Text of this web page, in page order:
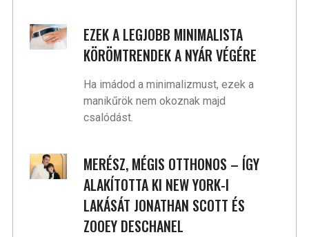
EZEK A LEGJOBB MINIMALISTA
KÖRÖMTRENDEK A NYÁR VÉGÉRE
Ha imádod a minimalizmust, ezek a
manikűrök nem okoznak majd
csalódást.
MERÉSZ, MÉGIS OTTHONOS – ÍGY
ALAKÍTOTTA KI NEW YORK-I
LAKÁSÁT JONATHAN SCOTT ÉS
ZOOEY DESCHANEL